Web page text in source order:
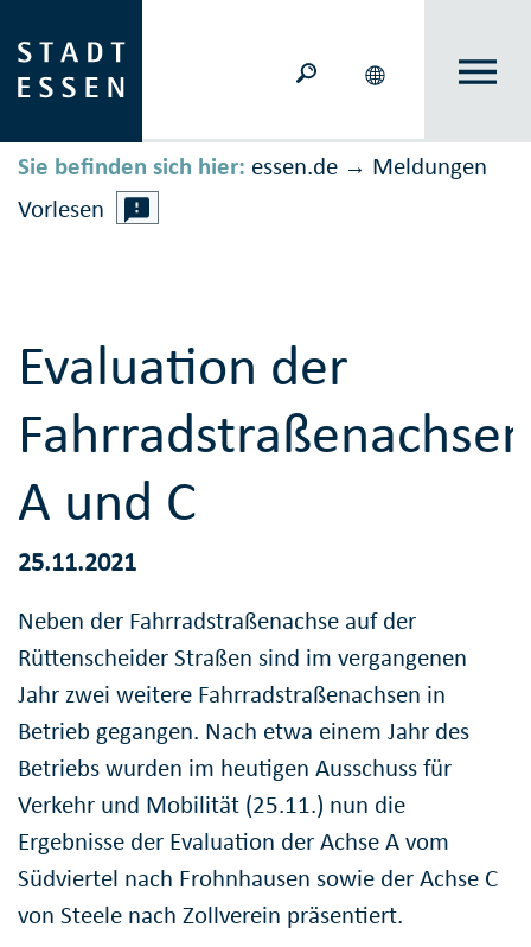
Sie befinden sich hier: essen.de → Meldungen
Vorlesen
Evaluation der
Fahrradstraßenachsen
A und C
25.11.2021
Neben der Fahrradstraßenachse auf der
Rüttenscheider Straßen sind im vergangenen
Jahr zwei weitere Fahrradstraßenachsen in
Betrieb gegangen. Nach etwa einem Jahr des
Betriebs wurden im heutigen Ausschuss für
Verkehr und Mobilität (25.11.) nun die
Ergebnisse der Evaluation der Achse A vom
Südviertel nach Frohnhausen sowie der Achse C
von Steele nach Zollverein präsentiert.